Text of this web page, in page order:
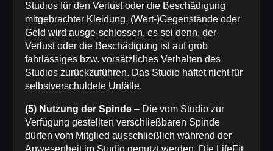
Studios für den Verlust oder die Beschädigung
mitgebrachter Kleidung, (Wert-)Gegenstände oder
Geld wird ausge-schlossen, es sei denn, der
Verlust oder die Beschädigung ist auf grob
fahrlässiges bzw. vorsätzliches Verhalten des
Studios zurückzuführen. Das Studio haftet nicht für
selbstverschuldete Unfälle.
(5) Nutzung der Spinde– Die vom Studio zur
Verfügung gestellten verschließbaren Spinde
dürfen vom Mitglied ausschließlich während der
Anwesenheit im Studio genutzt werden. Die LifeFit